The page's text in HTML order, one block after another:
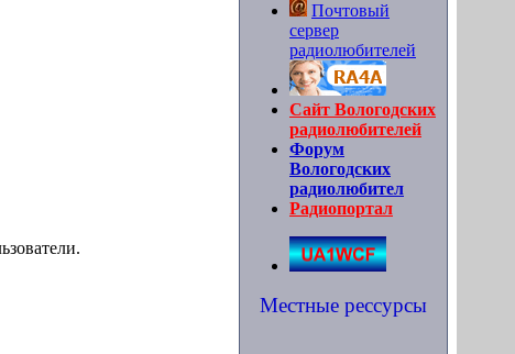
Почтовый
сервер
радиолюбителей
Сайт Вологодских
радиолюбителей
Форум
Вологодских
радиолюбител
Радиопортал
Местные рессурсы